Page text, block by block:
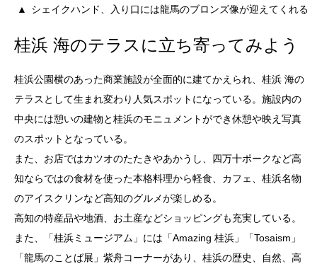
シェイクハンド、入り口には龍馬のブロンズ像が迎えてくれる
桂浜 海のテラスに立ち寄ってみよう
桂浜公園横のあった商業施設が全面的に建てかえられ、桂浜 海の
テラスとして生まれ変わり人気スポットになっている。施設内の
中央には憩いの建物と桂浜のモニュメントができ休憩や映え写真
のスポットとなっている。
また、お店ではカツオのたたきやあかうし、四万十ポークなど高
知ならではの食材を使った本格料理から軽食、カフェ、桂浜名物
のアイスクリンなど高知のグルメが楽しめる。
高知の特産品や地酒、お土産などショッピングも充実している。
また、「桂浜ミュージアム」には「Amazing 桂浜」「Tosaism」
「龍馬のことば展」紫舟コーナーがあり、桂浜の歴史、自然、高